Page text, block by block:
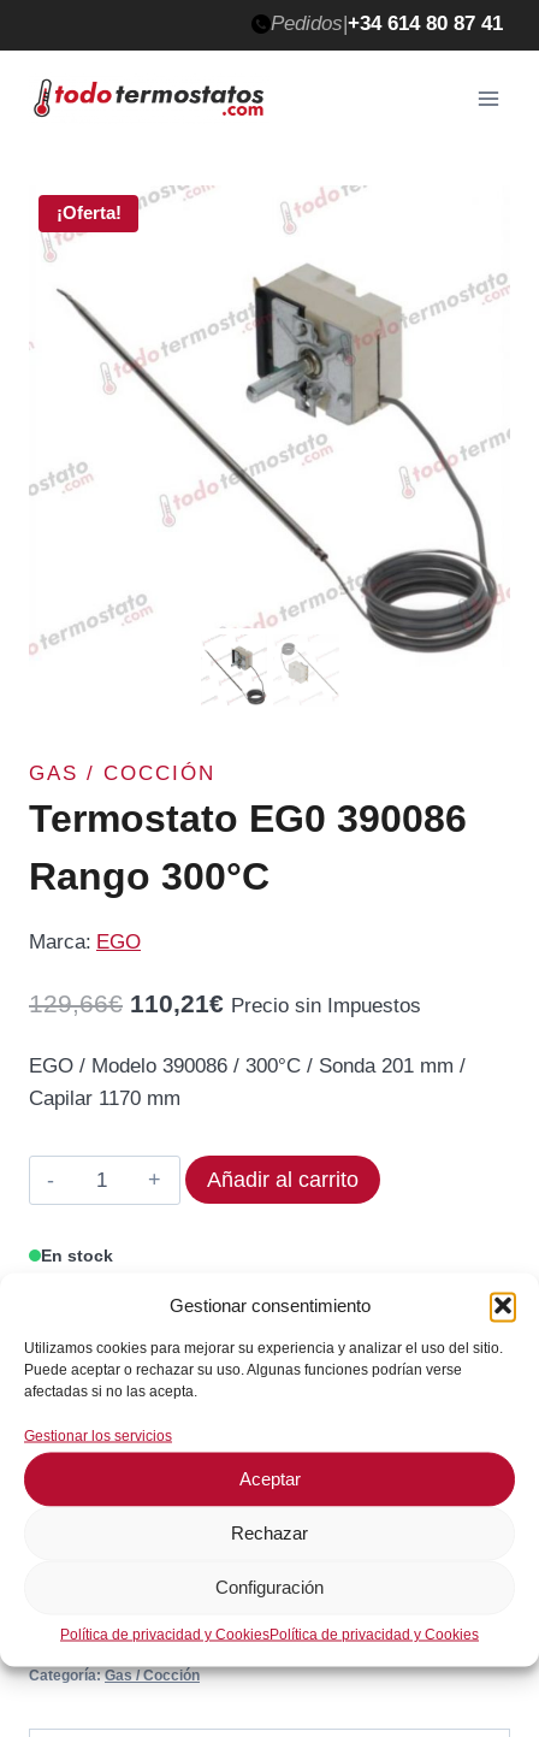
Gestionar consentimiento
Utilizamos cookies para mejorar su experiencia y analizar el uso del sitio.
Puede aceptar o rechazar su uso. Algunas funciones podrían verse
afectadas si no las acepta.
Gestionar los servicios
Aceptar
Rechazar
Configuración
Política de privacidad y CookiesPolítica de privacidad y Cookies
al
contenido
Pedidos|+34 614 80 87 41
¡Oferta!
GAS / COCCIÓN
Termostato EG0 390086
Rango 300°C
Marca: EGO
129,66€ El
original
129,66€.
110,21€El
110,21€.
Precio sin Impuestos
EGO / Modelo 390086 / 300°C / Sonda 201 mm /
Capilar 1170 mm
Termostato
EG0
Rango
Añadir al carrito
En stock
¡Envíos en 24 / 72 horas!
Consultar en WhatsApp
GARANTÍA DE SEGURIDAD EN EL PAGO
Categoría:Gas / Cocción